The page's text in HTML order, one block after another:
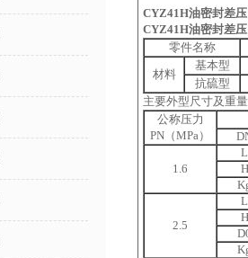
CYZ41H油密封差
CYZ41H油密封差
零件名称
材料
基本型
抗硫型
主要外型尺寸及重量
公称压力
PN（MPa）
1.6
L
H
2.5
L
H